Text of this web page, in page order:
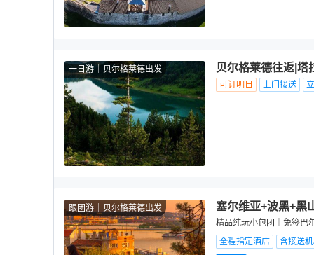
一日游 贝尔格莱德出发 贝尔格莱德往返|塔
可订明日 上门接送
跟团游 贝尔格莱德出发 塞尔维亚+波黑+黑
精品纯玩小包团｜免签巴
全程指定酒店
含接送